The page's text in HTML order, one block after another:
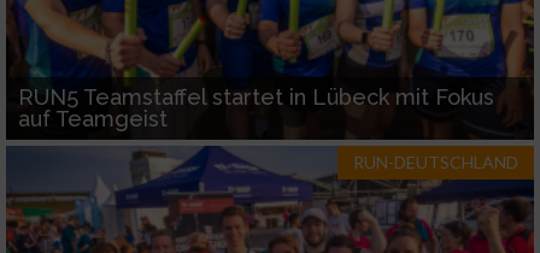
RUN5 Teamstaffel startet in Lübeck mit Fokus
auf Teamgeist
RUN-DEUTSCHLAND